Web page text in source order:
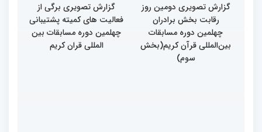
گزارش تصویری دومین روز
رقابت بخش برادران
چهلمین دوره مسابقات
بین‌المللی قرآن کریم(بخش
سوم)
گزارش تصویری برگی از
فعالیت های کمیته پشتیبانی
چهلمین دوره مسابقات بین
المللی قران کریم